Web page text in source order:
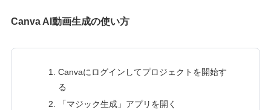
Canva AI動画生成の使い方
Canvaにログインしてプロジェクトを開始す
る
「マジック生成」アプリを開く